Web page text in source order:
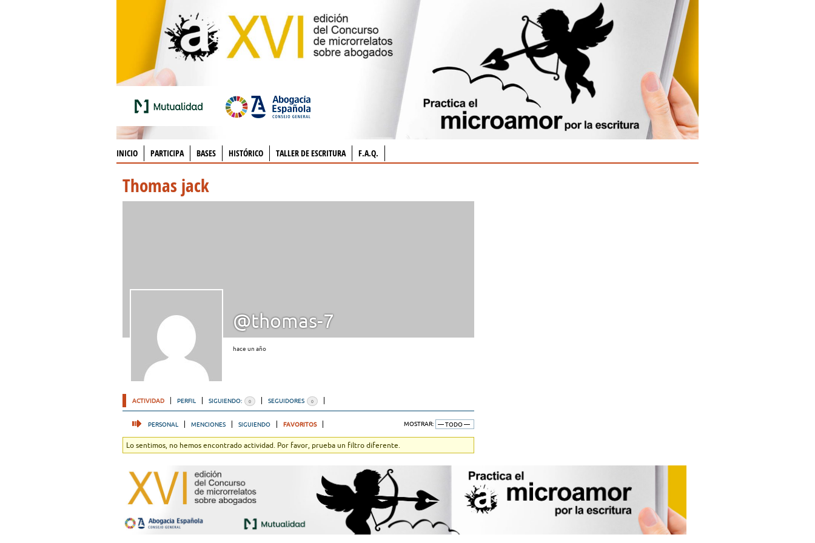
INICIO PARTICIPA BASES HISTÓRICO TALLER DE ESCRITURA F.A.Q.
Thomas jack
@thomas-7
hace un año
ACTIVIDAD PERFIL SIGUIENDO: 0 SEGUIDORES 0
PERSONAL MENCIONES SIGUIENDO FAVORITOS MOSTRAR:
Lo sentimos, no hemos encontrado actividad. Por favor, prueba un filtro diferente.